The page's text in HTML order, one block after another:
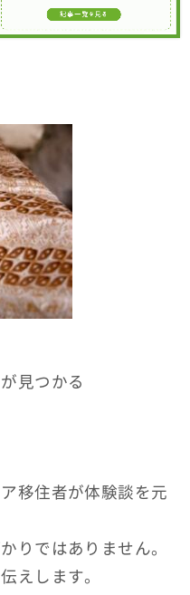
見つかる
移住者が体験談を元
りではありません。
えします。